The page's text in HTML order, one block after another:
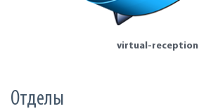
virtual-reception
Отделы